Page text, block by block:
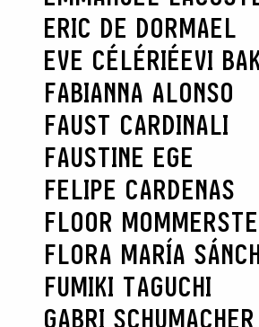
ERIC DE DORMAEL
EVE CÉLÉRIÉEVI
FABIANNA ALONSO
FAUST CARDINALI
FAUSTINE EGE
FELIPE CARDENAS
FLOOR
FLORA MARÍA
FUMIKI TAGUCHI
GABRI SCHUMACHER